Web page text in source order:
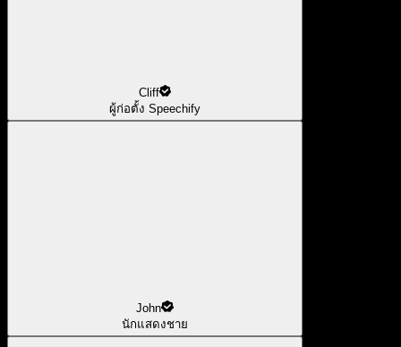
Cliff
ผู้ก่อตั้ง Speechify
John
นักแสดงชาย